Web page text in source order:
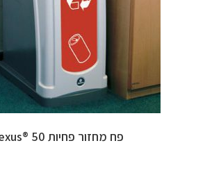
פח מחזור פחיות 50 ®Nexus